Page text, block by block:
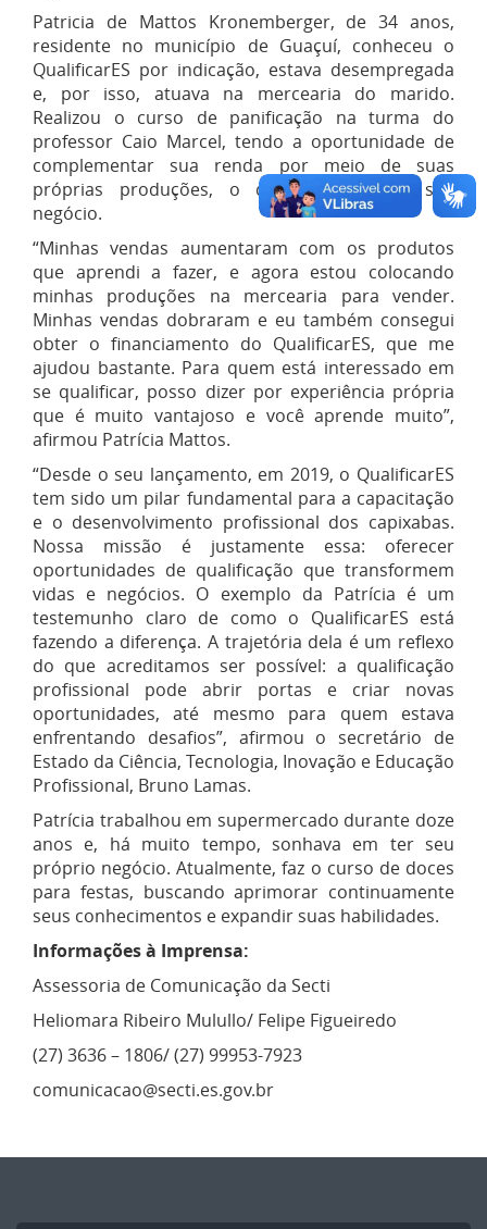
Patricia de Mattos Kronemberger, de 34 anos,
residente no município de Guaçuí, conheceu o
QualificarES por indicação, estava desempregada
e, por isso, atuava na mercearia do marido.
Realizou o curso de panificação na turma do
professor Caio Marcel, tendo a oportunidade de
complementar sua renda por meio de suas
próprias produções, o que movimentou seu
negócio.
“Minhas vendas aumentaram com os produtos
que aprendi a fazer, e agora estou colocando
minhas produções na mercearia para vender.
Minhas vendas dobraram e eu também consegui
obter o financiamento do QualificarES, que me
ajudou bastante. Para quem está interessado em
se qualificar, posso dizer por experiência própria
que é muito vantajoso e você aprende muito”,
afirmou Patrícia Mattos.
“Desde o seu lançamento, em 2019, o QualificarES
tem sido um pilar fundamental para a capacitação
e o desenvolvimento profissional dos capixabas.
Nossa missão é justamente essa: oferecer
oportunidades de qualificação que transformem
vidas e negócios. O exemplo da Patrícia é um
testemunho claro de como o QualificarES está
fazendo a diferença. A trajetória dela é um reflexo
do que acreditamos ser possível: a qualificação
profissional pode abrir portas e criar novas
oportunidades, até mesmo para quem estava
enfrentando desafios”, afirmou o secretário de
Estado da Ciência, Tecnologia, Inovação e Educação
Profissional, Bruno Lamas.
Patrícia trabalhou em supermercado durante doze
anos e, há muito tempo, sonhava em ter seu
próprio negócio. Atualmente, faz o curso de doces
para festas, buscando aprimorar continuamente
seus conhecimentos e expandir suas habilidades.
Informações à Imprensa:
Assessoria de Comunicação da Secti
Heliomara Ribeiro Mulullo/ Felipe Figueiredo
(27) 3636 – 1806/ (27) 99953-7923
comunicacao@secti.es.gov.br